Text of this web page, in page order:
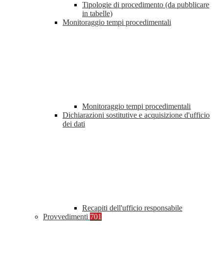
Tipologie di procedimento (da pubblicare
in tabelle)
Monitoraggio tempi procedimentali
Monitoraggio tempi procedimentali
Dichiarazioni sostitutive e acquisizione d'ufficio
dei dati
Recapiti dell'ufficio responsabile
Provvedimenti 701